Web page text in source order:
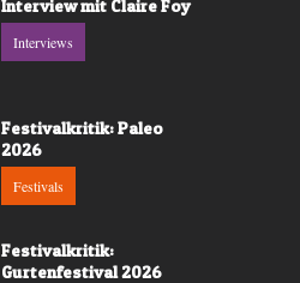
Interview mit Claire Foy
Interviews
Festivalkritik: Paleo
2026
Festivals
Festivalkritik:
Gurtenfestival 2026